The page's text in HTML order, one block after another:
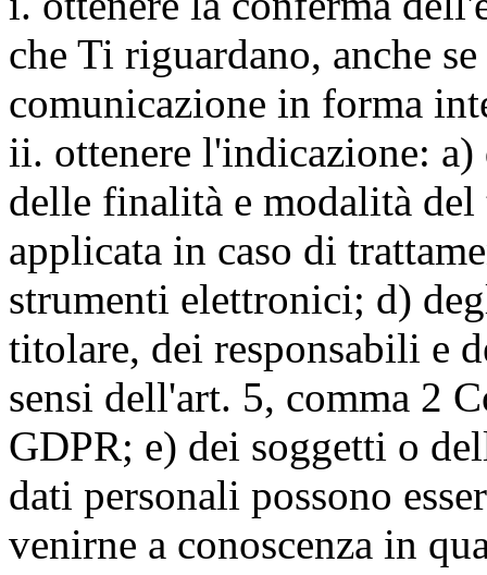
che Ti riguardano, anche
comunicazione in forma
ii. ottenere l'indicazione:
delle finalità e modalità
applicata in caso di
strumenti elettronici; d)
titolare, dei responsabili e
sensi dell'art. 5, comma 2
GDPR; e) dei soggetti o
dati personali possono
venirne a conoscenza in